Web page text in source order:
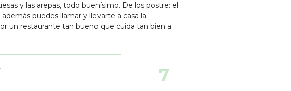
y las arepas, todo buenísimo. De los postre: el
puedes llamar y llevarte a casa la
un restaurante tan bueno que cuida tan bien a
7